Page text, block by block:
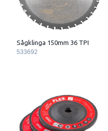
Sågklinga 150mm 36 TPI
533692